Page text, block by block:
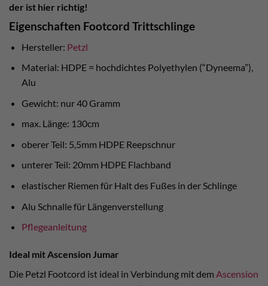
der ist hier richtig!
Eigenschaften Footcord Trittschlinge
Hersteller: Petzl
Material: HDPE = hochdichtes Polyethylen (“Dyneema”),
Alu
Gewicht: nur 40 Gramm
max. Länge: 130cm
oberer Teil: 5,5mm HDPE Reepschnur
unterer Teil: 20mm HDPE Flachband
elastischer Riemen für Halt des Fußes in der Schlinge
Alu Schnalle für Längenverstellung
Pflegeanleitung
Ideal mit Ascension Jumar
Die Petzl Footcord ist ideal in Verbindung mit dem Ascension